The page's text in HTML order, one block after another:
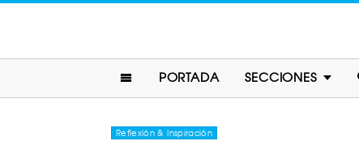
PORTADA SECCIONES
Reflexión & Inspiración